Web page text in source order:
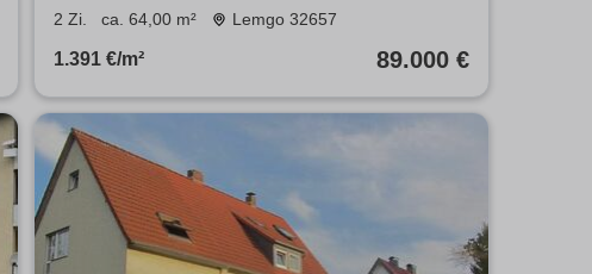
2 Zi. ca. 64,00 m² Lemgo 32657
1.391 €/m² 89.000 €